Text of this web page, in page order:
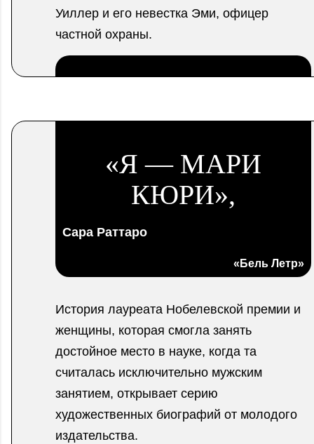
Уиллер и его невестка Эми, офицер
частной охраны.
.
«Я — МАРИ
КЮРИ»,
Сара Раттаро
«Бель Летр»
История лауреата Нобелевской премии и
женщины, которая смогла занять
достойное место в науке, когда та
считалась исключительно мужским
занятием, открывает серию
художественных биографий от молодого
издательства.